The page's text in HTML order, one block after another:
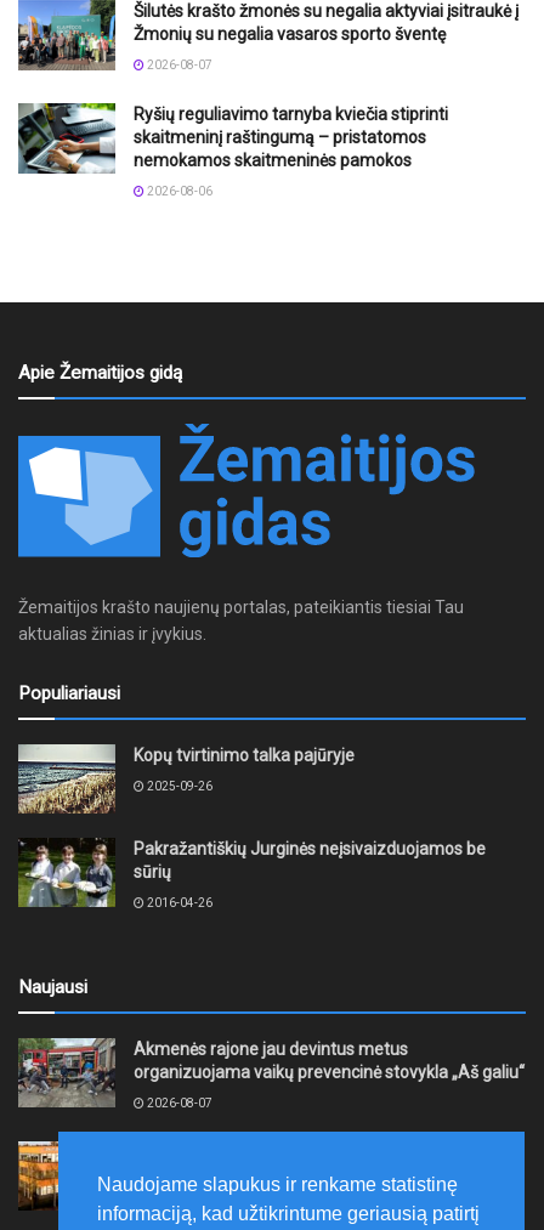
Šilutės krašto žmonės su negalia aktyviai įsitraukė į
Žmonių su negalia vasaros sporto šventę
2026-08-07
Ryšių reguliavimo tarnyba kviečia stiprinti
skaitmeninį raštingumą – pristatomos
nemokamos skaitmeninės pamokos
2026-08-06
Apie Žemaitijos gidą
Žemaitijos krašto naujienų portalas, pateikiantis tiesiai Tau
aktualias žinias ir įvykius.
Populiariausi
Kopų tvirtinimo talka pajūryje
2025-09-26
Pakražantiškių Jurginės neįsivaizduojamos be
sūrių
2016-04-26
Naujausi
Akmenės rajone jau devintus metus
organizuojama vaikų prevencinė stovykla „Aš galiu“
2026-08-07
smulkiojo ir vidutinio verslo subjektų kūrimąsi
2026-08-07
Naudojame slapukus ir renkame statistinę
informaciją, kad užtikrintume geriausią patirtį